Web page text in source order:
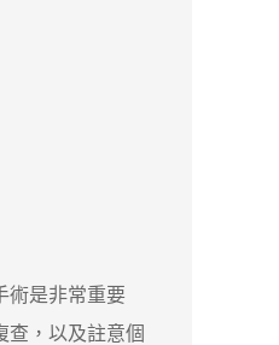
術是非常重要
查，以及註意個